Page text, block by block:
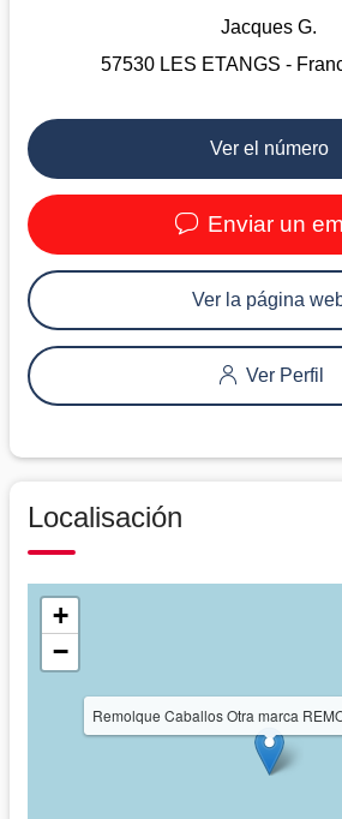
Jacques G.
57530 LES ETANGS -
Ver el número
Enviar un
Ver la página
Ver Perfil
Localisación
Remolque Caballos Otra marca
+
−